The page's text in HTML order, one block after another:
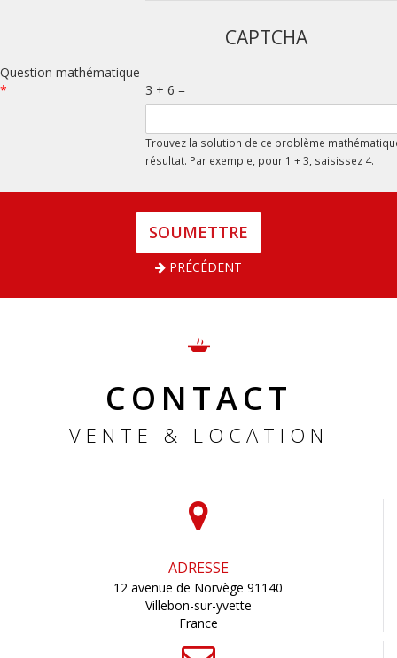
CAPTCHA
Question mathématique
*
3 + 6 =
Trouvez la solution de ce problème
résultat. Par exemple, pour 1 + 3, saisissez 4.
PRÉCÉDENT
CONTACT
VENTE & LOCATION
ADRESSE
12 avenue de Norvège 91140
Villebon-sur-yvette
France